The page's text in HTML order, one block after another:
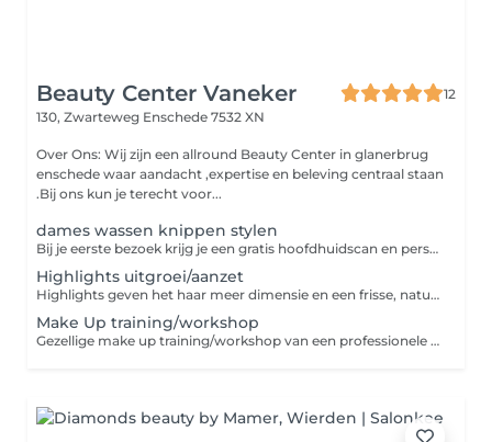
Beauty Center Vaneker
12
130, Zwarteweg Enschede 7532 XN
Over Ons: Wij zijn een allround Beauty Center in glanerbrug
enschede waar aandacht ,expertise en beleving centraal staan
.Bij ons kun je terecht voor...
dames wassen knippen stylen
Bij je eerste bezoek krijg je een gratis hoofdhuidscan en persoonlijk advies van onze stylist. Daarna volgt een knipbeurt en finish met drogen-alles afgestemd op jou haar en hoofdhuid.
Highlights uitgroei/aanzet
Highlights geven het haar meer dimensie en een frisse, natuurlijke uitstraling. De lichtere tinten worden zorgvuldig geplaatst voor een stralend en mooi resultaat
Make Up training/workshop
Gezellige make up training/workshop van een professionele make up artist. inclusief hapje/drankje en matriaal en € 10,00 shop te goed. Vind je het altijd al leuk om je zelf op te maken .Maar wil hier meer van leren, om je zelf nog mooier te laten lijken, boek dan deze workshop - Gezellig voor beginners tot gevorderd - van jong tot oud - Laagdrempelig/kleine klassen Minimaal aantal 4